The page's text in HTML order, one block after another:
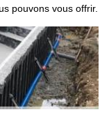
pouvons vous offrir.